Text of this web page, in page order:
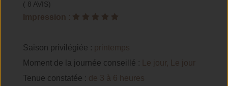
( 8 AVIS)
Impression :
Saison privilégiée : printemps
Moment de la journée conseillé :
Le jour, Le jour
Tenue constatée : de 3 à 6 heures